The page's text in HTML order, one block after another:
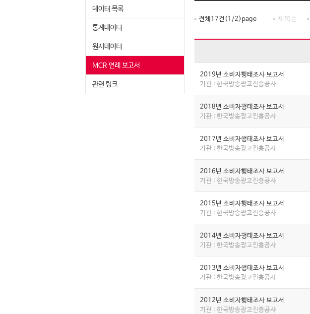
데이터 목록
통계데이터
원시데이터
MCR 연례 보고서
관련 링크
전체 17건(1 /2)page 제목순
2019년 소비자행태조사 보고서
기관 : 한국방송광고진흥공사
2018년 소비자행태조사 보고서
기관 : 한국방송광고진흥공사
2017년 소비자행태조사 보고서
기관 : 한국방송광고진흥공사
2016년 소비자행태조사 보고서
기관 : 한국방송광고진흥공사
2015년 소비자행태조사 보고서
기관 : 한국방송광고진흥공사
2014년 소비자행태조사 보고서
기관 : 한국방송광고진흥공사
2013년 소비자행태조사 보고서
기관 : 한국방송광고진흥공사
2012년 소비자행태조사 보고서
기관 : 한국방송광고진흥공사